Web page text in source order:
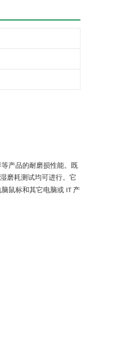
产品的耐磨损性能。既
磨耗测试均可进行。它
脑鼠标和其它电脑或 IT 产